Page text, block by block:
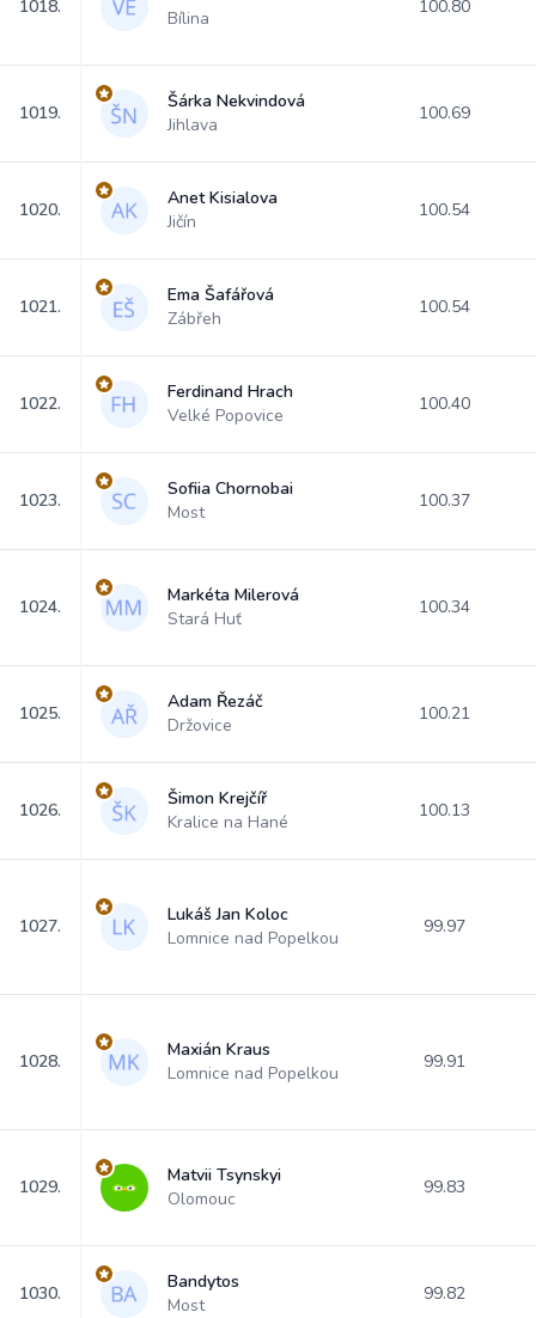
1018.
Bílina
100.80
1019.
Šárka Nekvindová
Jihlava
100.69
1020.
Anet Kisialova
Jičín
100.54
1021.
Ema Šafářová
Zábřeh
100.54
1022.
Ferdinand Hrach
Velké Popovice
100.40
1023.
Sofiia Chornobai
Most
100.37
1024.
Markéta Milerová
Stará Huť
100.34
1025.
Adam Řezáč
Držovice
100.21
1026.
Šimon Krejčíř
Kralice na Hané
100.13
1027.
Lukáš Jan Koloc
Lomnice nad Popelkou
99.97
1028.
Maxián Kraus
Lomnice nad Popelkou
99.91
1029.
Matvii Tsynskyi
Olomouc
99.83
1030.
Bandytos
Most
99.82